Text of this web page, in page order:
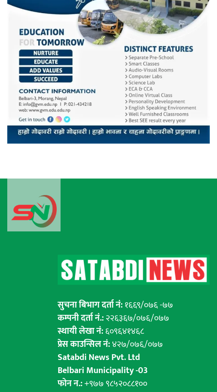
सुचना बिभाग दर्ता नं:१६६९/०७६ -७७
कम्पनी दर्ता नं.:२२६३६७/०७६/०७७
स्थायी लेखा नं:६०९६४१४६८
प्रेस काउन्सिल नं:४२७/०७६/०७७
Satabdi News Pvt. Ltd
Belbari Municipality -03
फोन न.:+९७७ ९८५२०८८१००